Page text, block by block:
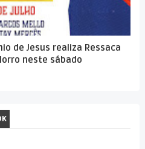
de Jesus realiza Ressaca
neste sábado